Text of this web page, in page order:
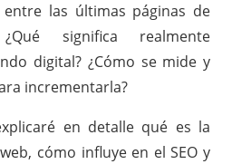
las últimas páginas de
significa realmente
digital? ¿Cómo se mide y
incrementarla?
en detalle qué es la
cómo influye en el SEO y